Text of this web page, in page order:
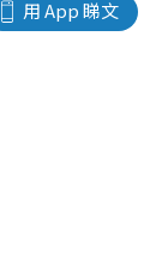
用 App 睇文